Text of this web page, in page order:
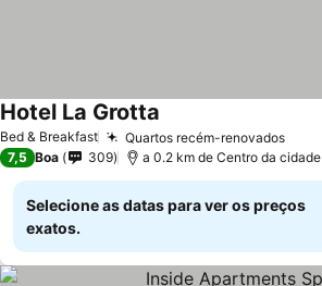
Bed & Breakfast Quartos recém-renovados
Hotel La Grotta
7,5 Boa 309 a 0.2 km de Centro da cidade
Selecione as datas para ver os preços
exatos.